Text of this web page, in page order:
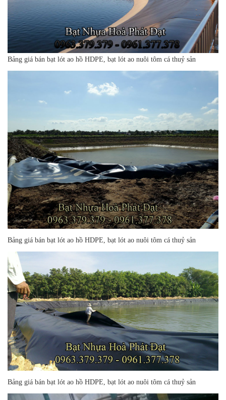
Bảng giá bán bạt lót ao hồ HDPE, bạt lót ao nuôi tôm cá thuỷ sản
Bảng giá bán bạt lót ao hồ HDPE, bạt lót ao nuôi tôm cá thuỷ sản
Bảng giá bán bạt lót ao hồ HDPE, bạt lót ao nuôi tôm cá thuỷ sản